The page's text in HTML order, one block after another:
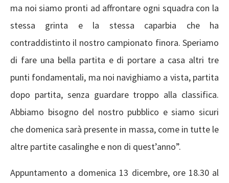
ma noi siamo pronti ad affrontare ogni squadra con la
stessa grinta e la stessa caparbia che ha
contraddistinto il nostro campionato finora. Speriamo
di fare una bella partita e di portare a casa altri tre
punti fondamentali, ma noi navighiamo a vista, partita
dopo partita, senza guardare troppo alla classifica.
Abbiamo bisogno del nostro pubblico e siamo sicuri
che domenica sarà presente in massa, come in tutte le
altre partite casalinghe e non di quest’anno”.
Appuntamento a domenica 13 dicembre, ore 18.30 al